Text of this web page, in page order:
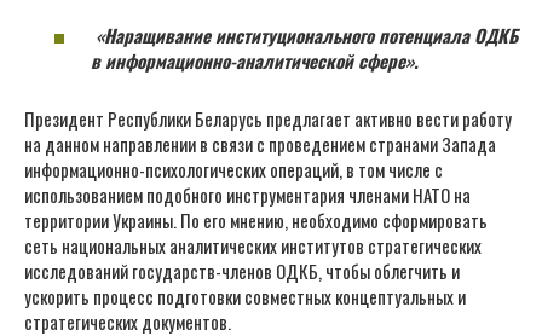
«Наращивание институционального потенциала ОДКБ
в информационно-аналитической сфере».
Президент Республики Беларусь предлагает активно вести работу
на данном направлении в связи с проведением странами Запада
информационно-психологических операций, в том числе с
использованием подобного инструментария членами НАТО на
территории Украины. По его мнению, необходимо сформировать
сеть национальных аналитических институтов стратегических
исследований государств-членов ОДКБ, чтобы облегчить и
ускорить процесс подготовки совместных концептуальных и
стратегических документов.